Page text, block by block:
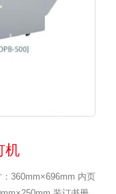
机
360mm×696mm 内页